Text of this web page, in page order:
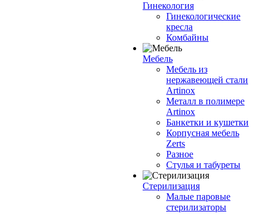
Гинекология
Гинекологические
кресла
Комбайны
Мебель
Мебель из
нержавеющей стали
Artinox
Металл в полимере
Artinox
Банкетки и кушетки
Корпусная мебель
Zerts
Разное
Стулья и табуреты
Стерилизация
Малые паровые
стерилизаторы